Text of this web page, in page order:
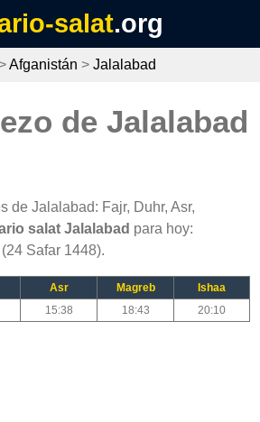
salat.org
Afganistán > Jalalabad
de Jalalabad
de Jalalabad: Fajr, Duhr, Asr,
salat Jalalabad para hoy:
Safar 1448).
Asr Magreb
Ishaa
15:38 18:43 20:10